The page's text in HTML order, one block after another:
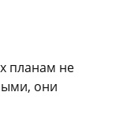
планам не
они